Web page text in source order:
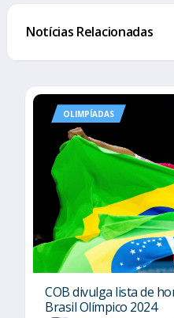
Notícias Relacionadas
OLIMPÍADAS
COB divulga lista de
Brasil Olímpico 2024